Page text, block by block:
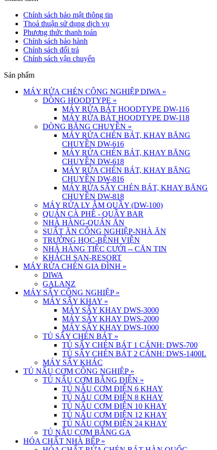
Chính sách bảo mật thông tin
Thoả thuận sử dụng dịch vụ
Phương thức thanh toán
Chính sách bảo hành
Chính sách đổi trả
Chính sách vận chuyển
Sản phẩm
MÁY RỬA CHÉN CÔNG NGHIỆP DIWA »
DÒNG HOODTYPE »
MÁY RỬA BÁT HOODTYPE DW-116
MÁY RỬA BÁT HOODTYPE DW-118
DÒNG BĂNG CHUYỀN »
MÁY RỬA CHÉN BÁT, KHAY BĂNG
CHUYỀN DW-616
MÁY RỬA CHÉN BÁT, KHAY BĂNG
CHUYỀN DW-618
MÁY RỬA CHÉN BÁT, KHAY BĂNG
CHUYỀN DW-816
MÁY RỬA SẤY CHÉN BÁT, KHAY BĂNG
CHUYỀN DW-818
MÁY RỬA LY ÂM QUẦY (DW-100)
QUÁN CÀ PHÊ - QUẦY BAR
NHÀ HÀNG-QUÁN ĂN
SUẤT ĂN CÔNG NGHIỆP-NHÀ ĂN
TRƯỜNG HỌC-BỆNH VIỆN
NHÀ HÀNG TIỆC CƯỚI -- CĂN TIN
KHÁCH SẠN-RESORT
MÁY RỬA CHÉN GIA ĐÌNH »
DIWA
GALANZ
MÁY SẤY CÔNG NGHIỆP »
MÁY SẤY KHAY »
MÁY SẤY KHAY DWS-3000
MÁY SẤY KHAY DWS-2000
MÁY SẤY KHAY DWS-1000
TỦ SẤY CHÉN BÁT »
TỦ SẤY CHÉN BÁT 1 CÁNH: DWS-700
TỦ SẤY CHÉN BÁT 2 CÁNH: DWS-1400L
MÁY SẤY KHÁC
TỦ NẤU CƠM CÔNG NGHIỆP »
TỦ NẤU CƠM BẰNG ĐIỆN »
TỦ NẤU CƠM ĐIỆN 6 KHAY
TỦ NẤU CƠM ĐIỆN 8 KHAY
TỦ NẤU CƠM ĐIỆN 10 KHAY
TỦ NẤU CƠM ĐIỆN 12 KHAY
TỦ NẤU CƠM ĐIỆN 24 KHAY
TỦ NẤU CƠM BẰNG GA
HÓA CHẤT NHÀ BẾP »